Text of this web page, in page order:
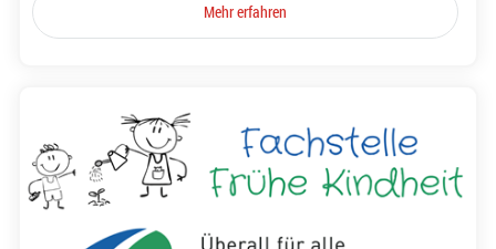
Mehr erfahren